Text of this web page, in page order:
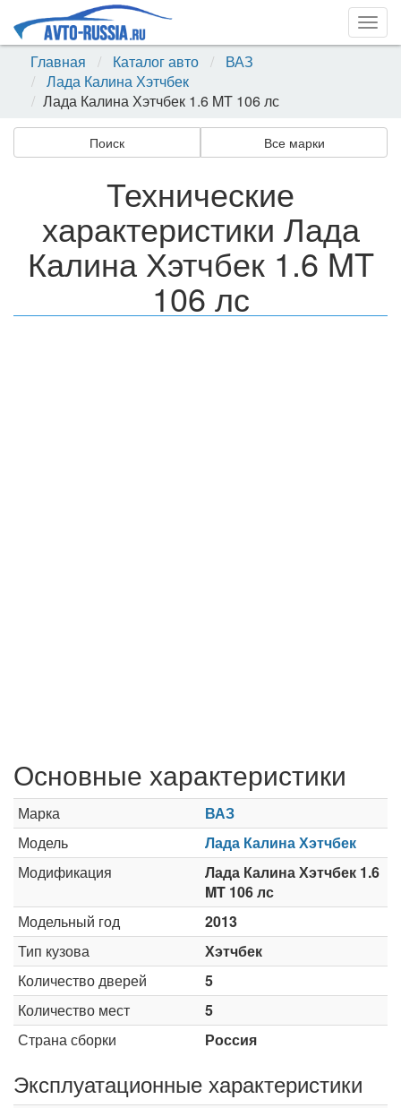
Главная
Каталог авто
ВАЗ
Лада Калина Хэтчбек
Лада Калина Хэтчбек 1.6 MT 106 лс
Поиск Все марки
Технические
характеристики Лада
Калина Хэтчбек 1.6 MT
106 лс
Основные характеристики
Марка
ВАЗ
Модель
Лада Калина Хэтчбек
Модификация
Лада Калина Хэтчбек 1.6
MT 106 лс
Модельный год
2013
Тип кузова
Хэтчбек
Количество дверей
5
Количество мест
5
Страна сборки
Россия
Эксплуатационные характеристики